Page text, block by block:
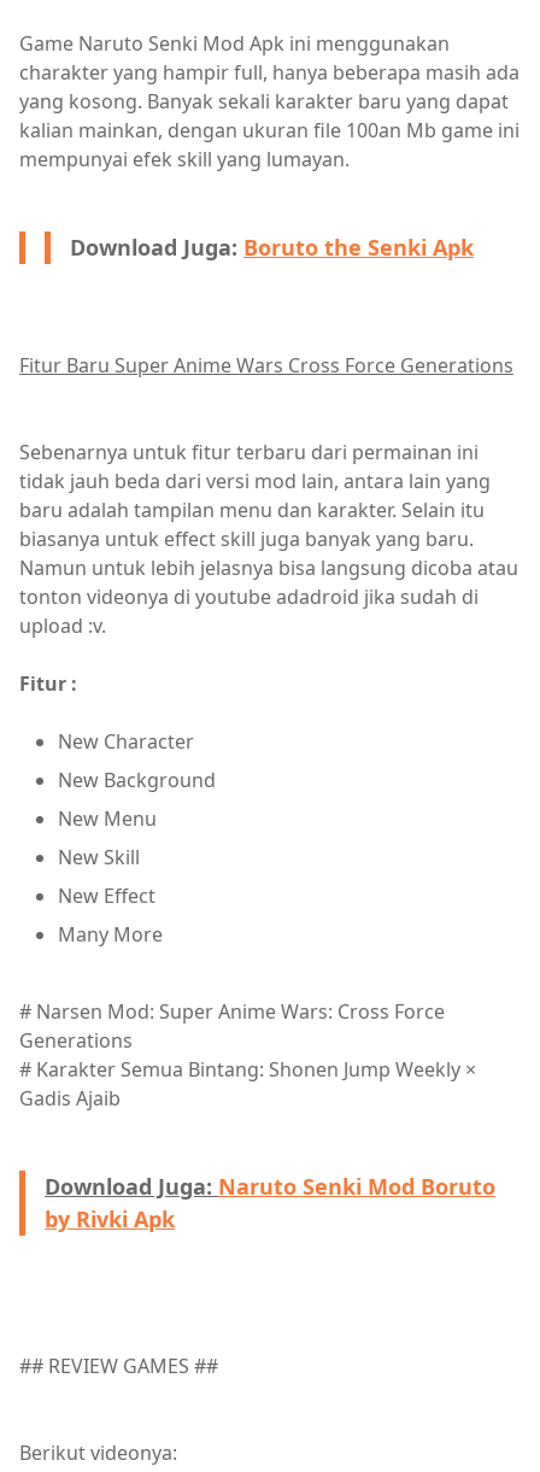
Game Naruto Senki Mod Apk ini menggunakan
charakter yang hampir full, hanya beberapa masih ada
yang kosong. Banyak sekali karakter baru yang dapat
kalian mainkan, dengan ukuran file 100an Mb game ini
mempunyai efek skill yang lumayan.
Download Juga: Boruto the Senki Apk
Fitur Baru Super Anime Wars Cross Force Generations
Sebenarnya untuk fitur terbaru dari permainan ini
tidak jauh beda dari versi mod lain, antara lain yang
baru adalah tampilan menu dan karakter. Selain itu
biasanya untuk effect skill juga banyak yang baru.
Namun untuk lebih jelasnya bisa langsung dicoba atau
tonton videonya di youtube adadroid jika sudah di
upload :v.
Fitur :
New Character
New Background
New Menu
New Skill
New Effect
Many More
# Narsen Mod: Super Anime Wars: Cross Force
Generations
# Karakter Semua Bintang: Shonen Jump Weekly ×
Gadis Ajaib
Download Juga: Naruto Senki Mod Boruto
by Rivki Apk
## REVIEW GAMES ##
Berikut videonya: